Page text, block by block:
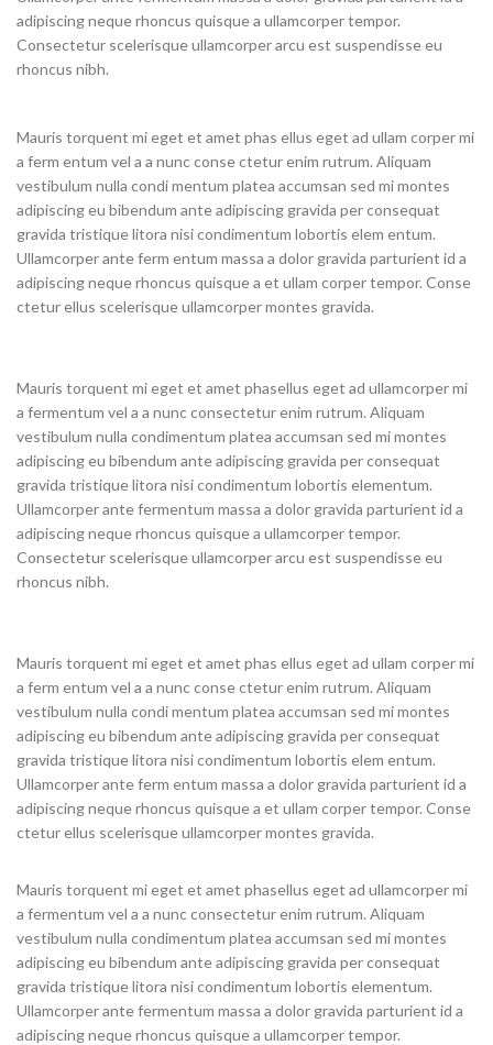
adipiscing neque rhoncus quisque a ullamcorper tempor.
Consectetur scelerisque ullamcorper arcu est suspendisse eu
rhoncus nibh.
Mauris torquent mi eget et amet phas ellus eget ad ullam corper mi
a ferm entum vel a a nunc conse ctetur enim rutrum. Aliquam
vestibulum nulla condi mentum platea accumsan sed mi montes
adipiscing eu bibendum ante adipiscing gravida per consequat
gravida tristique litora nisi condimentum lobortis elem entum.
Ullamcorper ante ferm entum massa a dolor gravida parturient id a
adipiscing neque rhoncus quisque a et ullam corper tempor. Conse
ctetur ellus scelerisque ullamcorper montes gravida.
Mauris torquent mi eget et amet phasellus eget ad ullamcorper mi
a fermentum vel a a nunc consectetur enim rutrum. Aliquam
vestibulum nulla condimentum platea accumsan sed mi montes
adipiscing eu bibendum ante adipiscing gravida per consequat
gravida tristique litora nisi condimentum lobortis elementum.
Ullamcorper ante fermentum massa a dolor gravida parturient id a
adipiscing neque rhoncus quisque a ullamcorper tempor.
Consectetur scelerisque ullamcorper arcu est suspendisse eu
rhoncus nibh.
Mauris torquent mi eget et amet phas ellus eget ad ullam corper mi
a ferm entum vel a a nunc conse ctetur enim rutrum. Aliquam
vestibulum nulla condi mentum platea accumsan sed mi montes
adipiscing eu bibendum ante adipiscing gravida per consequat
gravida tristique litora nisi condimentum lobortis elem entum.
Ullamcorper ante ferm entum massa a dolor gravida parturient id a
adipiscing neque rhoncus quisque a et ullam corper tempor. Conse
ctetur ellus scelerisque ullamcorper montes gravida.
Mauris torquent mi eget et amet phasellus eget ad ullamcorper mi
a fermentum vel a a nunc consectetur enim rutrum. Aliquam
vestibulum nulla condimentum platea accumsan sed mi montes
adipiscing eu bibendum ante adipiscing gravida per consequat
gravida tristique litora nisi condimentum lobortis elementum.
Ullamcorper ante fermentum massa a dolor gravida parturient id a
adipiscing neque rhoncus quisque a ullamcorper tempor.